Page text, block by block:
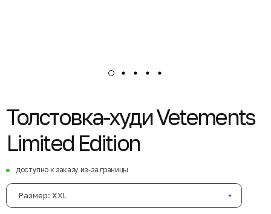
Толстовка-худи Vetements
Limited Edition
доступно к заказу из-за границы
Размер: XXL